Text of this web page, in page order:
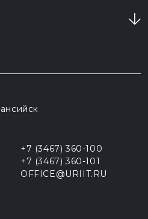
+7 (3467) 360-100
+7 (3467) 360-101
OFFICE@URIIT.RU